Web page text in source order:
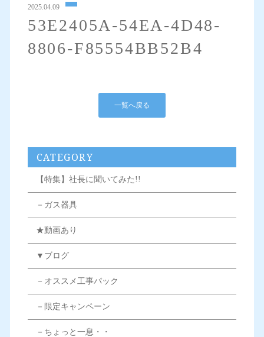
2025.04.09
53E2405A-54EA-4D48-
8806-F85554BB52B4
一覧へ戻る
CATEGORY
【特集】社長に聞いてみた!!
－ガス器具
★動画あり
▼ブログ
－オススメ工事パック
－限定キャンペーン
－ちょっと一息・・